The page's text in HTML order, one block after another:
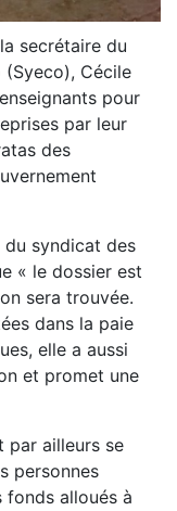
secrétaire du
Cécile
pour
par leur
des
du syndicat des
« le dossier est
sera trouvée.
dans la paie
elle a aussi
et promet une
par ailleurs se
personnes
fonds alloués à